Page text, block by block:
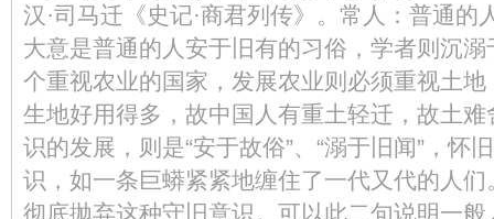
汉·司马迁《史记·商君列传》。常人：普通的
大意是普通的人安于旧有的习俗，学者则沉
个重视农业的国家，发展农业则必须重视土
生地好用得多，故中国人有重土轻迁，故土
识的发展，则是“安于故俗”、“溺于旧闻”，怀
识，如一条巨蟒紧紧地缠住了一代又代的人
彻底抛弃这种守旧意识。可以此二句说明一